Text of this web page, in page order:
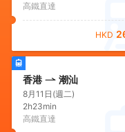
高鐵直達
HKD
香港 潮汕
8月11日(週二)
2h23min
高鐵直達